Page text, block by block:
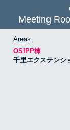
Meeting
Areas
OSIPP棟
千里エクステンシ